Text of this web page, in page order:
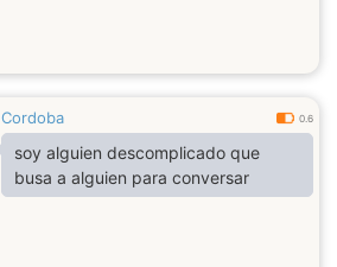
Cordoba 0.6
soy alguien descomplicado que
busa a alguien para conversar